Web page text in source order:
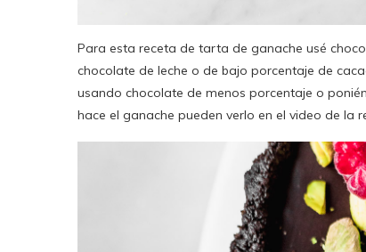
Para esta receta de tarta de ganache usé
chocolate de leche o de bajo porcentaje de
usando chocolate de menos porcentaje o
hace el ganache pueden verlo en el video de la